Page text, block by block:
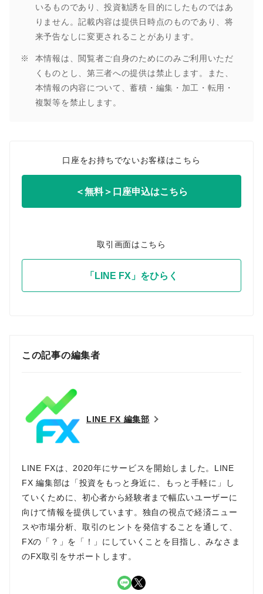
いるものであり、投資勧誘を目的にしたものではあ
りません。記載内容は提供日時点のものであり、将
来予告なしに変更されることがあります。
本情報は、閲覧者ご自身のためにのみご利用いただ
くものとし、第三者への提供は禁止します。また、
本情報の内容について、蓄積・編集・加工・転用・
複製等を禁止します。
口座をお持ちでないお客様はこちら
＜無料＞口座申込はこちら
取引画面はこちら
「LINE FX」をひらく
この記事の編集者
LINE FX 編集部
LINE FXは、2020年にサービスを開始しました。LINE
FX 編集部は「投資をもっと身近に、もっと手軽に」し
ていくために、初心者から経験者まで幅広いユーザーに
向けて情報を提供しています。独自の視点で経済ニュー
スや市場分析、取引のヒントを発信することを通して、
FXの「？」を「！」にしていくことを目指し、みなさま
のFX取引をサポートします。
LINE